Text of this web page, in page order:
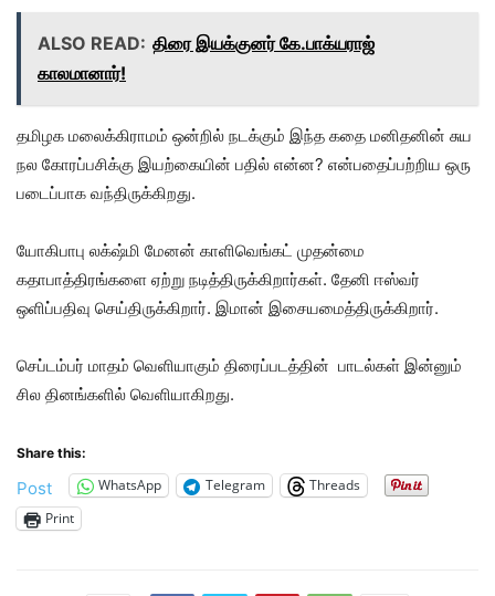
ALSO READ: திரை இயக்குனர் கே.பாக்யராஜ்
காலமானார்!
தமிழக மலைக்கிராமம் ஒன்றில் நடக்கும் இந்த கதை மனிதனின் சுய
நல கோரப்பசிக்கு இயற்கையின் பதில் என்ன? என்பதைப்பற்றிய ஒரு
படைப்பாக வந்திருக்கிறது.
யோகிபாபு லக்‌ஷ்மி மேனன் காளிவெங்கட் முதன்மை
கதாபாத்திரங்களை ஏற்று நடித்திருக்கிறார்கள். தேனி ஈஸ்வர்
ஒளிப்பதிவு செய்திருக்கிறார். இமான் இசையமைத்திருக்கிறார்.
செப்டம்பர் மாதம் வெளியாகும் திரைப்படத்தின் பாடல்கள் இன்னும்
சில தினங்களில் வெளியாகிறது.
Share this:
Post WhatsApp Telegram
Threads
Print